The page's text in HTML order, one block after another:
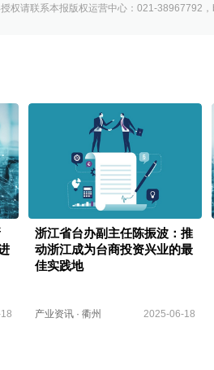
权请联系本报版权运营中心：021-38967792，
浙江省台办副主任陈振波：推
动浙江成为台商投资兴业的最
佳实践地
产业资讯 · 衢州 2025-06-18